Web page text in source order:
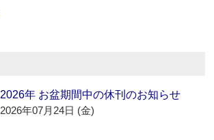
2026年 お盆期間中の休刊のお知らせ
2026年07月24日 (金)